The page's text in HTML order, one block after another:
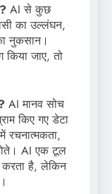
AI से कुछ
का उल्लंघन,
नुकसान।
जाए, तो
AI मानव सोच
किए गए डेटा
रचनात्मकता,
AI एक टूल
करता है, लेकिन